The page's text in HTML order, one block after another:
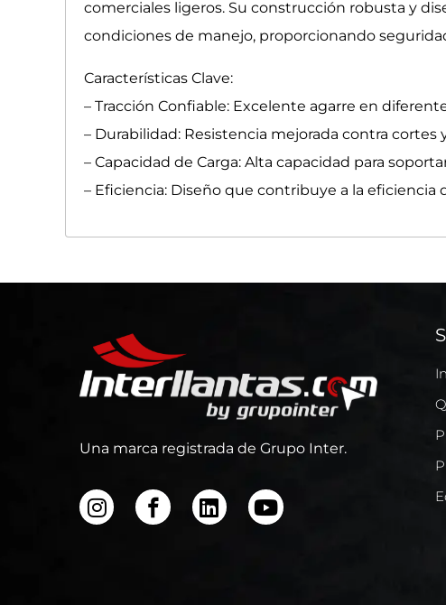
comerciales ligeros. Su construcción robusta y
condiciones de manejo, proporcionando
Características Clave:
– Tracción Confiable: Excelente agarre en
– Durabilidad: Resistencia mejorada contra cortes
– Capacidad de Carga: Alta capacidad para
– Eficiencia: Diseño que contribuye a la eficiencia
Una marca registrada de Grupo Inter.